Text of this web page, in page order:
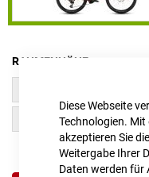
Diese Webseite
Technologien. Mit
akzeptieren Sie
Weitergabe Ihrer
Daten werden für
RAHMENHÖHE
Trapeze M